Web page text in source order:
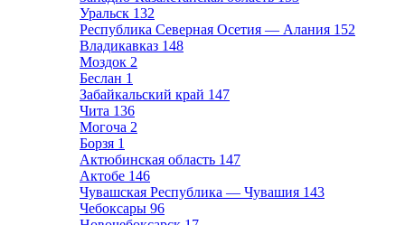
Уральск 132
Республика Северная Осетия — Алания 152
Владикавказ 148
Моздок 2
Беслан 1
Забайкальский край 147
Чита 136
Могоча 2
Борзя 1
Актюбинская область 147
Актобе 146
Чувашская Республика — Чувашия 143
Чебоксары 96